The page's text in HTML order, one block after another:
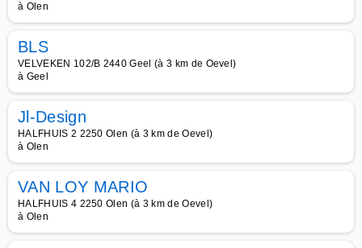
à Olen
BLS
VELVEKEN 102/B 2440 Geel (à 3 km de Oevel)
à Geel
Jl-Design
HALFHUIS 2 2250 Olen (à 3 km de Oevel)
à Olen
VAN LOY MARIO
HALFHUIS 4 2250 Olen (à 3 km de Oevel)
à Olen